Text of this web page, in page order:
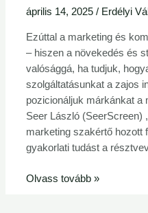
április 14, 2025 / Erdélyi
Ezúttal a marketing és
– hiszen a növekedés és
valósággá, ha tudjuk,
szolgáltatásunkat a zajos
pozicionáljuk márkánkat a
Seer László (SeerScreen)
marketing szakértő hozott
gyakorlati tudást a
Olvass tovább »